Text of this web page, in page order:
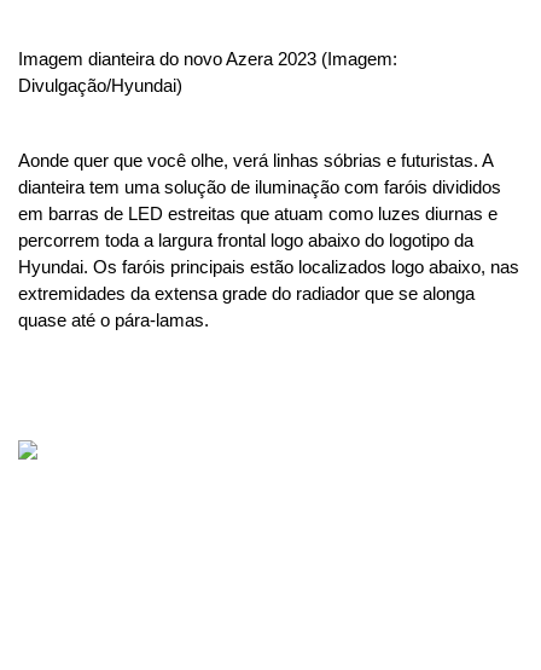
Imagem dianteira do novo Azera 2023 (Imagem:
Divulgação/Hyundai)
Aonde quer que você olhe, verá linhas sóbrias e futuristas. A
dianteira tem uma solução de iluminação com faróis divididos
em barras de LED estreitas que atuam como luzes diurnas e
percorrem toda a largura frontal logo abaixo do logotipo da
Hyundai. Os faróis principais estão localizados logo abaixo, nas
extremidades da extensa grade do radiador que se alonga
quase até o pára-lamas.